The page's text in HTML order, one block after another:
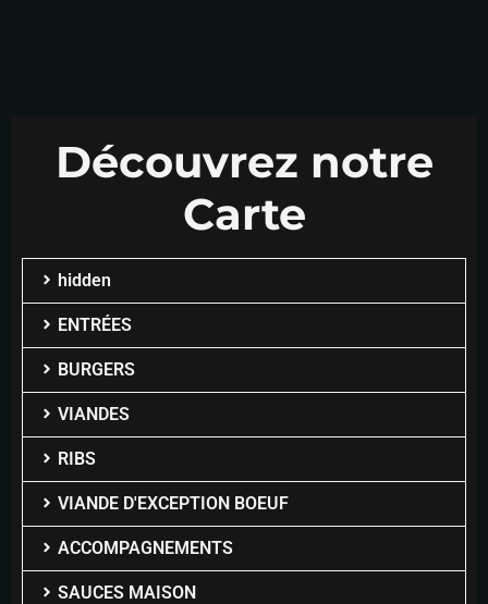
Découvrez notre
Carte
hidden
ENTRÉES
BURGERS
VIANDES
RIBS
VIANDE D'EXCEPTION BOEUF
ACCOMPAGNEMENTS
SAUCES MAISON